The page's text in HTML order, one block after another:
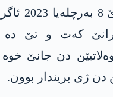
دوھی
دن جانێ
ژی بریندار بوون.